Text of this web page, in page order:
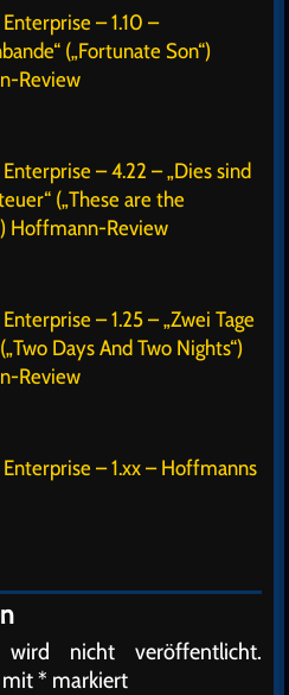
– 1.10 –
(„Fortunate Son“)
Review
– 4.22 – „Dies sind
(„These are the
Hoffmann-Review
– 1.25 – „Zwei Tage
Days And Two Nights“)
Review
– 1.xx – Hoffmanns
wird nicht veröffentlicht.
mit* markiert